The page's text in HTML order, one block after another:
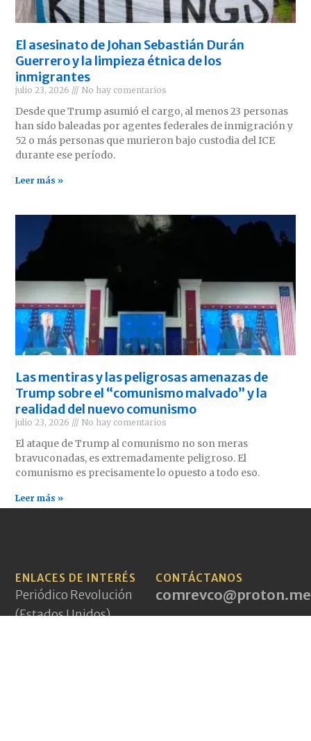
El asesinato de Johan Sebastián Durán
Guerrero y la limpieza étnica de los
inmigrantes
julio 23, 2026 No hay comentarios
Desde que Trump asumió el cargo, al menos 23 personas
han sido baleadas por agentes federales de inmigración y
52 o más personas que murieron bajo custodia del ICE
durante ese período.
Leer más »
Las mentiras y las peligrosas amenazas de
Trump sobre el “comunismo malvado” y la
realidad del nuevo comunismo
julio 23, 2026 No hay comentarios
El ataque de Trump al comunismo no son meras
bravuconadas, es extremadamente peligroso. El
comunismo es precisamente lo opuesto a todo eso.
Leer más »
ENLACES DE INTERÉS
Periódico Revolución
(Estados Unidos)
CONTÁCTANOS
comrevco@proton.me